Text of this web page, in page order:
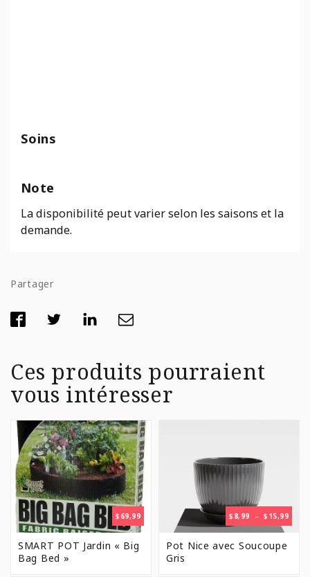
Soins
Note
La disponibilité peut varier selon les saisons et la
demande.
Partager
Ces produits pourraient
vous intéresser
$ 69,99
SMART POT Jardin « Big
Bag Bed »
$ 8,99 – $ 15,99
DE
Pot Nice avec Soucoupe
Gris